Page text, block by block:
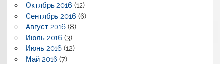
Октябрь 2016(12)
Сентябрь 2016(6)
Август 2016(8)
Июль 2016(3)
Июнь 2016(12)
Май 2016(7)